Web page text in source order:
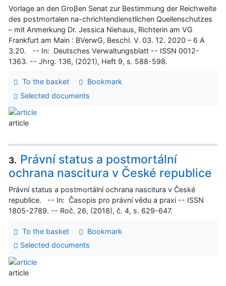
Vorlage an den Groβen Senat zur Bestimmung der Reichweite
des postmortalen na-chrichtendienstlichen Quellenschutzes
– mit Anmerkung Dr. Jessica Niehaus, Richterin am VG
Frankfurt am Main : BVerwG, Beschl. V. 03. 12. 2020 – 6 A
3.20. -- In: Deutsches Verwaltungsblatt -- ISSN 0012-
1363. -- Jhrg. 136, (2021), Heft 9, s. 588-598.
To the basket
Bookmark
Selected documents
article
3. Právní status a postmortální
ochrana nascitura v České republice
Právní status a postmortální ochrana nascitura v České
republice. -- In: Časopis pro právní vědu a praxi -- ISSN
1805-2789. -- Roč. 26, (2018), č. 4, s. 629-647.
To the basket
Bookmark
Selected documents
article